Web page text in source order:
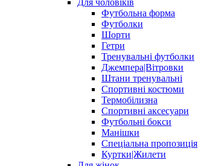
Для чоловіків
Футбольна форма
Футболки
Шорти
Гетри
Тренувальні футболки
Джемпера|Вітровки
Штани тренувальні
Спортивні костюми
Термобілизна
Спортивні аксесуари
Футбольні бокси
Манішки
Спеціальна пропозиція
Куртки|Жилети